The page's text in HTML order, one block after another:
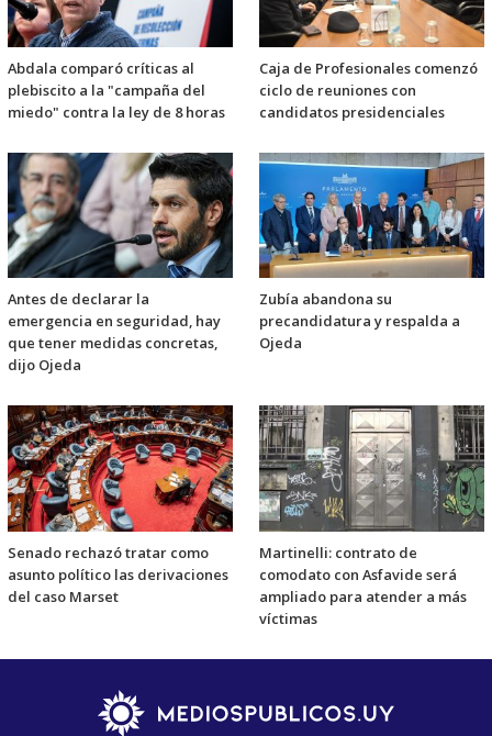
Abdala comparó críticas al
plebiscito a la "campaña del
miedo" contra la ley de 8 horas
Caja de Profesionales comenzó
ciclo de reuniones con
candidatos presidenciales
Antes de declarar la
emergencia en seguridad, hay
que tener medidas concretas,
dijo Ojeda
Zubía abandona su
precandidatura y respalda a
Ojeda
Senado rechazó tratar como
asunto político las derivaciones
del caso Marset
Martinelli: contrato de
comodato con Asfavide será
ampliado para atender a más
víctimas